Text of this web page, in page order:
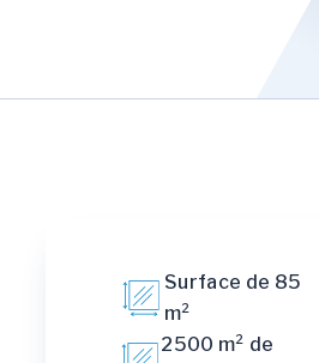
Surface de 85
m²
2500 m² de